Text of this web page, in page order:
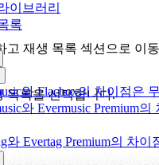
이브러리
록
와 Flacbox의 차이점은
와 Evermusic Premium의
와 Evertag Premium의 차
고 재생 목록 섹션으로 이동
목록을 선택합니다.